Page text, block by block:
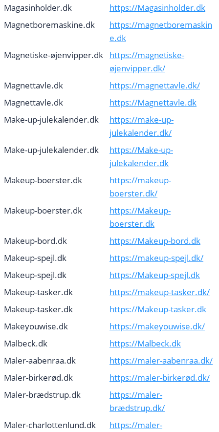
Magasinholder.dk
https://Magasinholder.dk
Magnetboremaskine.dk
https://magnetboremaskin
e.dk
Magnetiske-øjenvipper.dk
https://magnetiske-
øjenvipper.dk/
Magnettavle.dk
https://magnettavle.dk/
Magnettavle.dk
https://Magnettavle.dk
Make-up-julekalender.dk
https://make-up-
julekalender.dk/
Make-up-julekalender.dk
https://Make-up-
julekalender.dk
Makeup-boerster.dk
https://makeup-
boerster.dk/
Makeup-boerster.dk
https://Makeup-
boerster.dk
Makeup-bord.dk
https://Makeup-bord.dk
Makeup-spejl.dk
https://makeup-spejl.dk/
Makeup-spejl.dk
https://Makeup-spejl.dk
Makeup-tasker.dk
https://makeup-tasker.dk/
Makeup-tasker.dk
https://Makeup-tasker.dk
Makeyouwise.dk
https://makeyouwise.dk/
Malbeck.dk
https://Malbeck.dk
Maler-aabenraa.dk
https://maler-aabenraa.dk/
Maler-birkerød.dk
https://maler-birkerød.dk/
Maler-brædstrup.dk
https://maler-
brædstrup.dk/
Maler-charlottenlund.dk
https://maler-